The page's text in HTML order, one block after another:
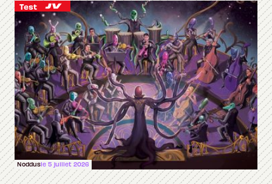
Test
Noddusle 5 juillet 2026